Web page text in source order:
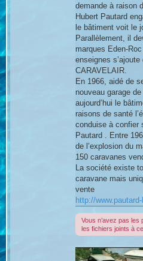
demande à raison
Hubert Pautard
le bâtiment voit le
Parallèlement, il
marques Eden-
enseignes
CARAVELAIR.
En 1966, aidé de
nouveau garage
aujourd’hui le
raisons de santé
conduise à confier
Pautard . Entre
de l’explosion du
150 caravanes
La société existe
caravane mais
vente
http://
Vous n’avez pas
les fichiers joints à